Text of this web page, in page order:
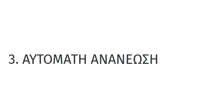
3. ΑΥΤΟΜΑΤΗ ΑΝΑΝΕΩΣΗ